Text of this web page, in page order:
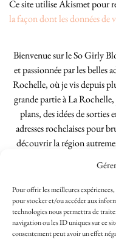
Pour offrir les meilleures
pour stocker et/ou accéder aux
technologies nous permettra de
navigation ou les ID uniques sur ce
consentement peut avoir un effet
Ce site utilise Akismet pour
la façon dont les données de
Bienvenue sur le So Girly
et passionnée par les belles
Rochelle, où je vis depuis
grande partie à La
plans, des idées de sorties
adresses rochelaises pour
découvrir la région
Rochelle, tenu par une
soyez Rochelais·e ou de
articles vous aideront à